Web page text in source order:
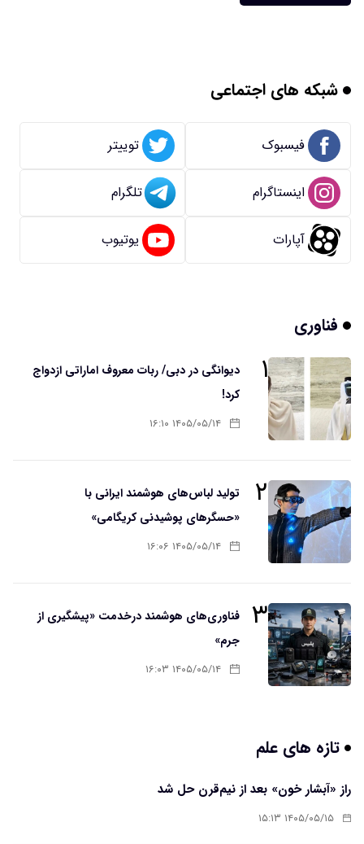
شبکه های اجتماعی
فیسبوک توییتر
اینستاگرام تلگرام
آپارات یوتیوب
فناوری
۱
دیوانگی در دبی/ ربات معروف اماراتی ازدواج
کرد!
۱۴۰۵/۰۵/۱۴ ۱۶:۱۰
۲
تولید لباس‌های هوشمند ایرانی با
«حسگرهای پوشیدنی کریگامی»
۱۴۰۵/۰۵/۱۴ ۱۶:۰۶
۳
فناوری‌های هوشمند درخدمت «پیشگیری از
جرم»
۱۴۰۵/۰۵/۱۴ ۱۶:۰۳
تازه های علم
راز «آبشار خون» بعد از نیم‌قرن حل شد
۱۴۰۵/۰۵/۱۵ ۱۵:۱۳